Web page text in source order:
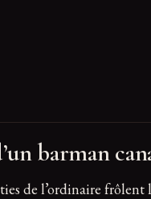
barman
de l’ordinaire